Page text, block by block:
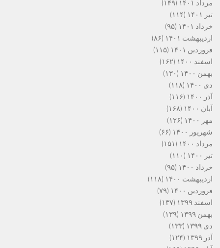
مرداد ۱۴۰۱
(۱۴۹)
تیر ۱۴۰۱
(۱۱۴)
خرداد ۱۴۰۱
(۹۵)
اردیبهشت ۱۴۰۱
(۸۶)
فروردین ۱۴۰۱
(۱۱۵)
اسفند ۱۴۰۰
(۱۶۲)
بهمن ۱۴۰۰
(۱۳۰)
دی ۱۴۰۰
(۱۱۸)
آذر ۱۴۰۰
(۱۱۶)
آبان ۱۴۰۰
(۱۶۸)
مهر ۱۴۰۰
(۱۲۶)
شهریور ۱۴۰۰
(۶۶)
مرداد ۱۴۰۰
(۱۵۱)
تیر ۱۴۰۰
(۱۱۰)
خرداد ۱۴۰۰
(۹۵)
اردیبهشت ۱۴۰۰
(۱۱۸)
فروردین ۱۴۰۰
(۷۹)
اسفند ۱۳۹۹
(۱۳۷)
بهمن ۱۳۹۹
(۱۳۹)
دی ۱۳۹۹
(۱۳۳)
آذر ۱۳۹۹
(۱۲۴)